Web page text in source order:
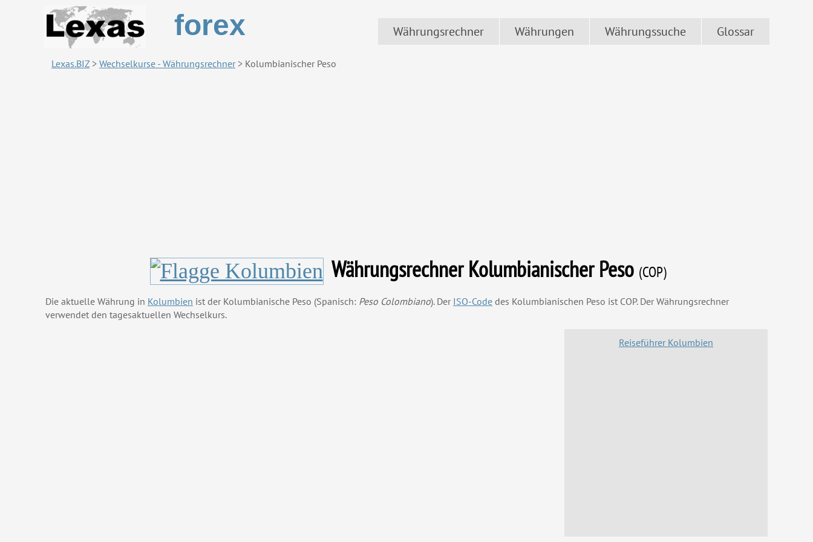
forex Währungsrechner Währungen Währungssuche Glossar
Lexas.BIZ > Wechselkurse - Währungsrechner> Kolumbianischer Peso
Währungsrechner Kolumbianischer Peso (COP)
Die aktuelle Währung in Kolumbien ist der Kolumbianische Peso (Spanisch: Peso Colombiano). Der ISO-Code des Kolumbianischen Peso ist COP. Der Währungsrechner
verwendet den tagesaktuellen Wechselkurs.
Reiseführer Kolumbien